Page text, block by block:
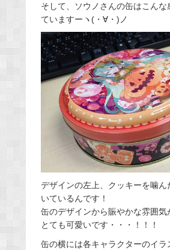
そして、ソウノさんの缶はこんな
ていますーヽ(・∀・)ノ
デザインの左上、クッキーを噛ん
いているんです！
缶のデザインから賑やかな雰囲気
とても可愛いです・・・！！！
缶の横には各キャラクターのイラ